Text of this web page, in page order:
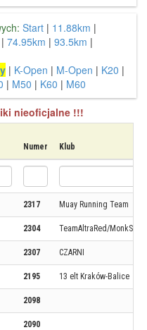
Start | 11.88km |
| 74.95km | 93.5km |
| K-Open | M-Open | K20 |
| M50 | K60 | M60
nieoficjalne !!!
Numer Klub
2317 Muay Running Team
2304 TeamAltraRed/
2307 CZARNI
2195 13 elt Kraków-Balice
2098
2090